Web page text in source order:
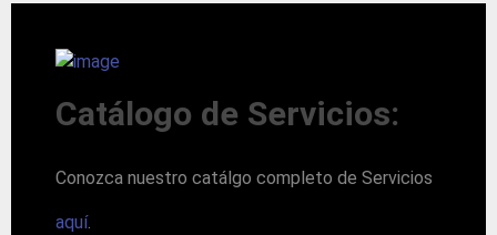
Catálogo de Servicios:
Conozca nuestro catálgo completo de Servicios
aquí.